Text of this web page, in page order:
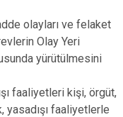
olayları ve felaket
Olay Yeri
yürütülmesini
faaliyetleri kişi, örgüt,
yasadışı faaliyetlerle